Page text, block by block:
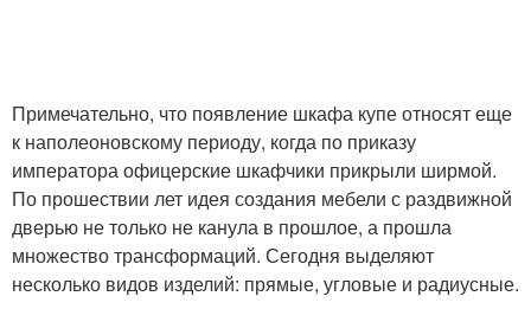
Примечательно, что появление шкафа купе относят еще
к наполеоновскому периоду, когда по приказу
императора офицерские шкафчики прикрыли ширмой.
По прошествии лет идея создания мебели с раздвижной
дверью не только не канула в прошлое, а прошла
множество трансформаций. Сегодня выделяют
несколько видов изделий: прямые, угловые и радиусные.